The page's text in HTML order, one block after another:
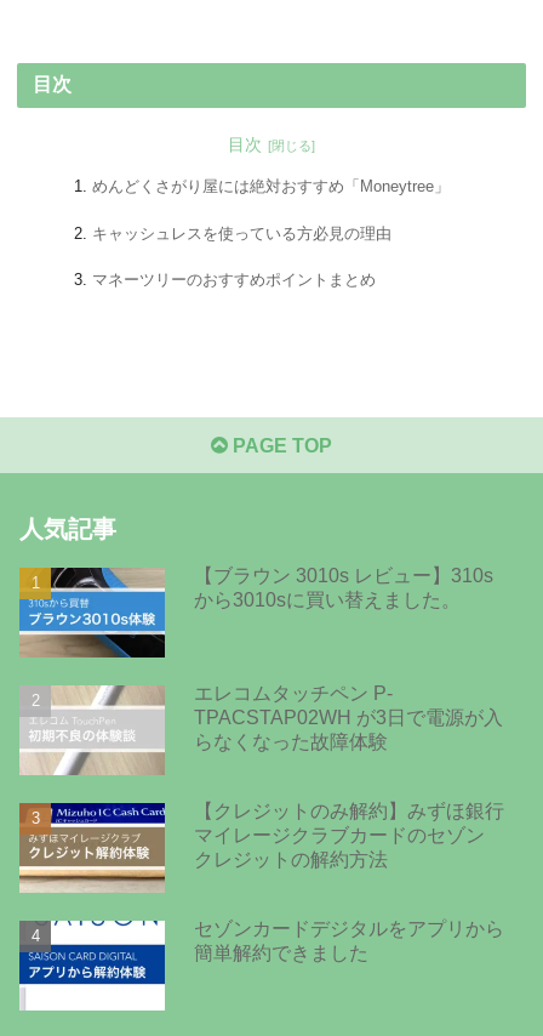
目次
目次
めんどくさがり屋には絶対おすすめ「Moneytree」
キャッシュレスを使っている方必見の理由
マネーツリーのおすすめポイントまとめ
PAGE TOP
人気記事
【ブラウン 3010s レビュー】310s
から3010sに買い替えました。
エレコムタッチペン P-
TPACSTAP02WH が3日で電源が入
らなくなった故障体験
【クレジットのみ解約】みずほ銀行
マイレージクラブカードのセゾン
クレジットの解約方法
セゾンカードデジタルをアプリから
簡単解約できました